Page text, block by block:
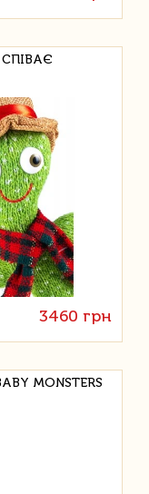
3460 грн
MONSTERS